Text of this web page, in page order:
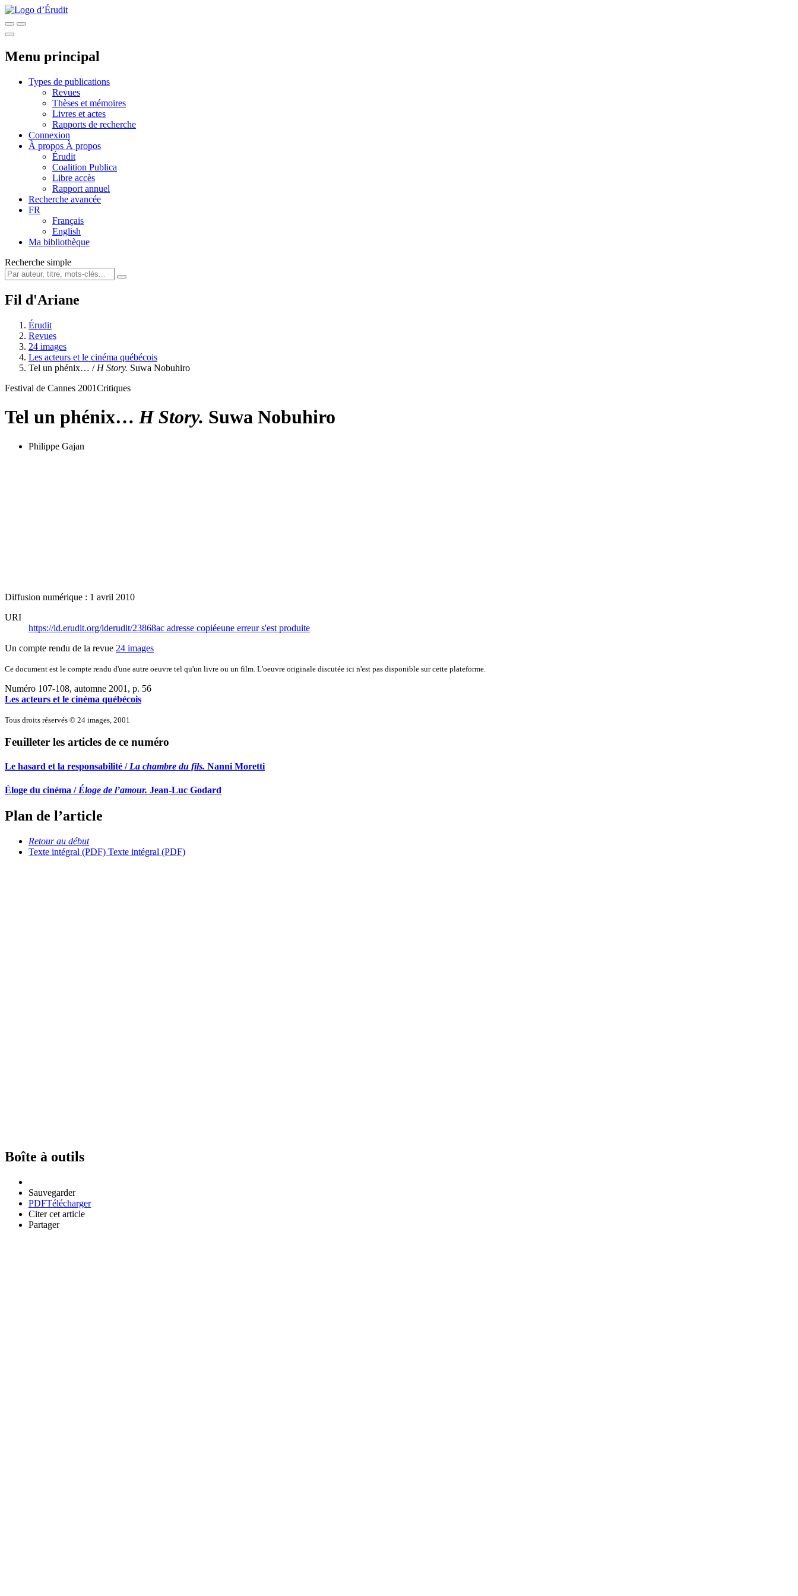
Menu principal
Types de publications
Revues
Thèses et mémoires
Livres et actes
Rapports de recherche
Connexion
À propos À propos
Érudit
Coalition Publica
Libre accès
Rapport annuel
Recherche avancée
FR
Français
English
Ma bibliothèque
Recherche simple
Fil d'Ariane
Érudit
Revues
24 images
Les acteurs et le cinéma québécois
Tel un phénix… / H Story. Suwa Nobuhiro
Festival de Cannes 2001Critiques
Tel un phénix… H Story. Suwa Nobuhiro
Philippe Gajan
Diffusion numérique : 1 avril 2010
URI
https://id.erudit.org/iderudit/23868ac adresse copiéeune erreur s'est produite
Un compte rendu de la revue 24 images
Ce document est le compte rendu d'une autre oeuvre tel qu'un livre ou un film. L'oeuvre originale discutée ici n'est pas disponible sur cette plateforme.
Numéro 107-108, automne 2001 , p. 56
Les acteurs et le cinéma québécois
Tous droits réservés © 24 images, 2001
Feuilleter les articles de ce numéro
Le hasard et la responsabilité /La chambre du fils. Nanni Moretti
Éloge du cinéma / Éloge de l’amour. Jean-Luc Godard
Plan de l’article
Retour au début
Texte intégral (PDF) Texte intégral (PDF)
Boîte à outils
Sauvegarder
PDFTélécharger
Citer cet article
Partager